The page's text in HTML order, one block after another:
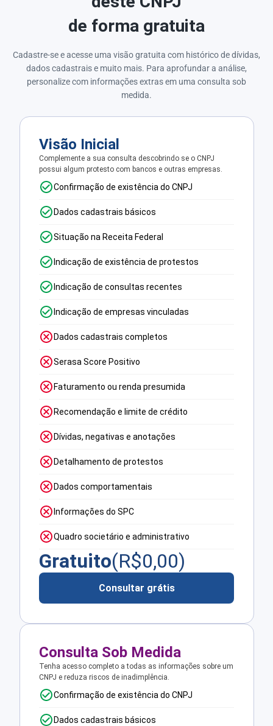
de forma gratuita
Cadastre-se e acesse uma visão gratuita com histórico de dívidas,
dados cadastrais e muito mais. Para aprofundar a análise,
personalize com informações extras em uma consulta sob
medida.
Visão Inicial
Complemente a sua consulta descobrindo se o CNPJ
possui algum protesto com bancos e outras empresas.
Confirmação de existência do CNPJ
Dados cadastrais básicos
Situação na Receita Federal
Indicação de existência de protestos
Indicação de consultas recentes
Indicação de empresas vinculadas
Dados cadastrais completos
Serasa Score Positivo
Faturamento ou renda presumida
Recomendação e limite de crédito
Dívidas, negativas e anotações
Detalhamento de protestos
Dados comportamentais
Informações do SPC
Quadro societário e administrativo
Gratuito(R$0,00)
Consultar grátis
Consulta Sob Medida
Tenha acesso completo a todas as informações sobre um
CNPJ e reduza riscos de inadimplência.
Confirmação de existência do CNPJ
Dados cadastrais básicos